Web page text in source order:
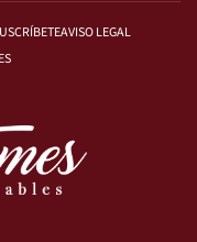
AVISO LEGAL